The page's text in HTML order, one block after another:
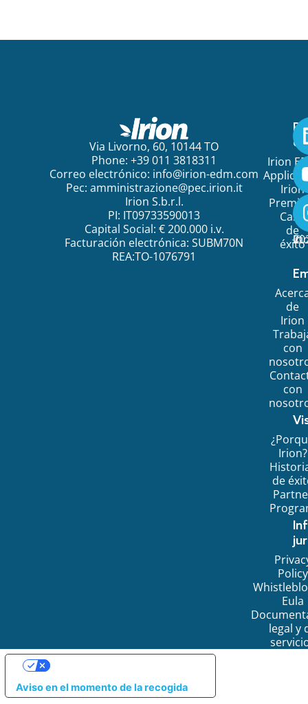
Via Livorno, 60, 10144 TO
Phone: +39 011 3818311
Correo electrónico: info@irion-edm.com
Pec: amministrazione@pec.irion.it
Irion S.b.r.l.
PI: IT09733590013
Capital Social: € 200.000 i.v.
Facturación electrónica: SUBM70N
REA:TO-1076791
Irion
Irion
Caso
de
éxito
de
Irion
con
con
Irion?
de
Policy
Eula
legal y
©
Aviso en el momento de la recogida